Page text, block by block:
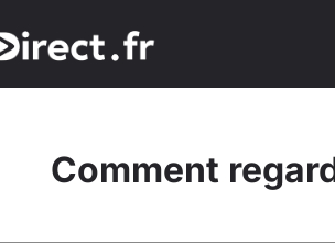
Comment